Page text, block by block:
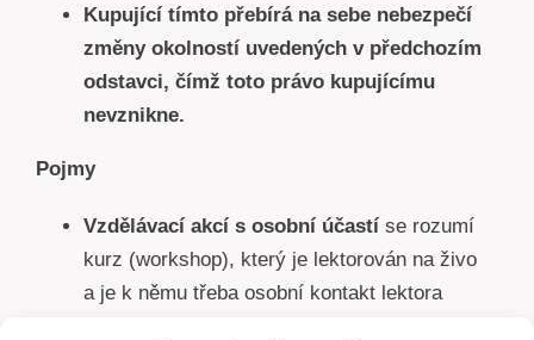
Kupující tímto přebírá na sebe nebezpečí
změny okolností uvedených v předchozím
odstavci, čímž toto právo kupujícímu
nevznikne.
Pojmy
Vzdělávací akcí s osobní účastí se rozumí
kurz (workshop), který je lektorován na živo
a je k němu třeba osobní kontakt lektora